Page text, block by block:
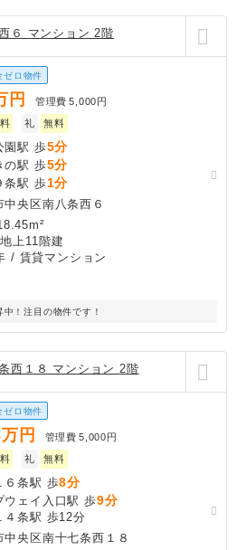
６ マンション 2階
ゼロ物件
円 管理費 5,000円
礼 無料
園駅 歩5分
の駅 歩5分
条駅 歩1分
中央区南八条西６
上11階建
/ 賃貸マンション
中！注目の物件です！
西１８ マンション 2階
ゼロ物件
万円 管理費 5,000円
礼 無料
６条駅 歩8分
ウェイ入口駅 歩9分
４条駅 歩12分
中央区南十七条西１８